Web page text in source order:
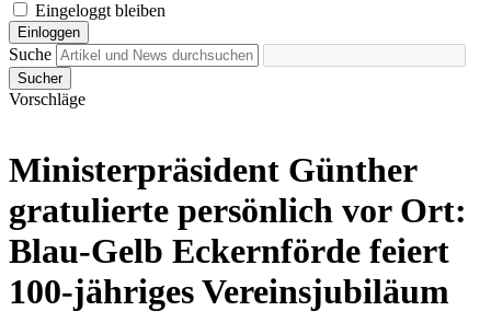
Eingeloggt bleiben
Einloggen
Suche
Sucher
Vorschläge
Ministerpräsident Günther
gratulierte persönlich vor Ort:
Blau-Gelb Eckernförde feiert
100-jähriges Vereinsjubiläum